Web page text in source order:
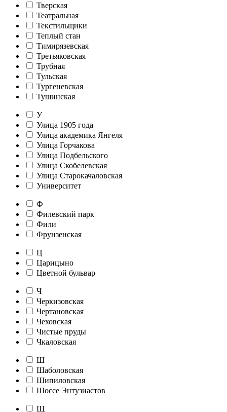
Тверская
Театральная
Текстильщики
Теплый стан
Тимирязевская
Третьяковская
Трубная
Тульская
Тургеневская
Тушинская
У
Улица 1905 года
Улица академика Янгеля
Улица Горчакова
Улица Подбельского
Улица Скобелевская
Улица Старокачаловская
Университет
Ф
Филевский парк
Фили
Фрунзенская
Ц
Царицыно
Цветной бульвар
Ч
Черкизовская
Чертановская
Чеховская
Чистые пруды
Чкаловская
Ш
Шаболовская
Шипиловская
Шоссе Энтузиастов
Щ